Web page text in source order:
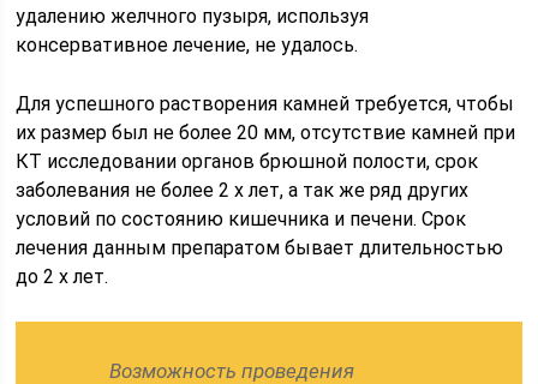
удалению желчного пузыря, используя
консервативное лечение, не удалось.
Для успешного растворения камней требуется, чтобы
их размер был не более 20 мм, отсутствие камней при
КТ исследовании органов брюшной полости, срок
заболевания не более 2 х лет, а так же ряд других
условий по состоянию кишечника и печени. Срок
лечения данным препаратом бывает длительностью
до 2 х лет.
Возможность проведения